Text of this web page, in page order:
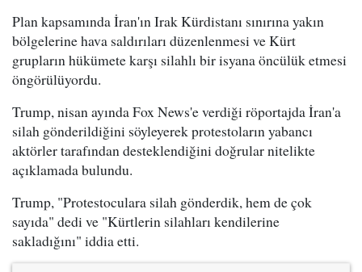
Plan kapsamında İran'ın Irak Kürdistanı sınırına yakın
bölgelerine hava saldırıları düzenlenmesi ve Kürt
grupların hükümete karşı silahlı bir isyana öncülük etmesi
öngörülüyordu.
Trump, nisan ayında Fox News'e verdiği röportajda İran'a
silah gönderildiğini söyleyerek protestoların yabancı
aktörler tarafından desteklendiğini doğrular nitelikte
açıklamada bulundu.
Trump, "Protestoculara silah gönderdik, hem de çok
sayıda" dedi ve "Kürtlerin silahları kendilerine
sakladığını" iddia etti.